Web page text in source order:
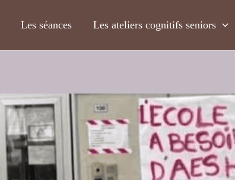
Les séances Les ateliers cognitifs seniors